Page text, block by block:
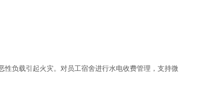
负载引起火灾。对员工宿舍进行水电收费管理，支持微